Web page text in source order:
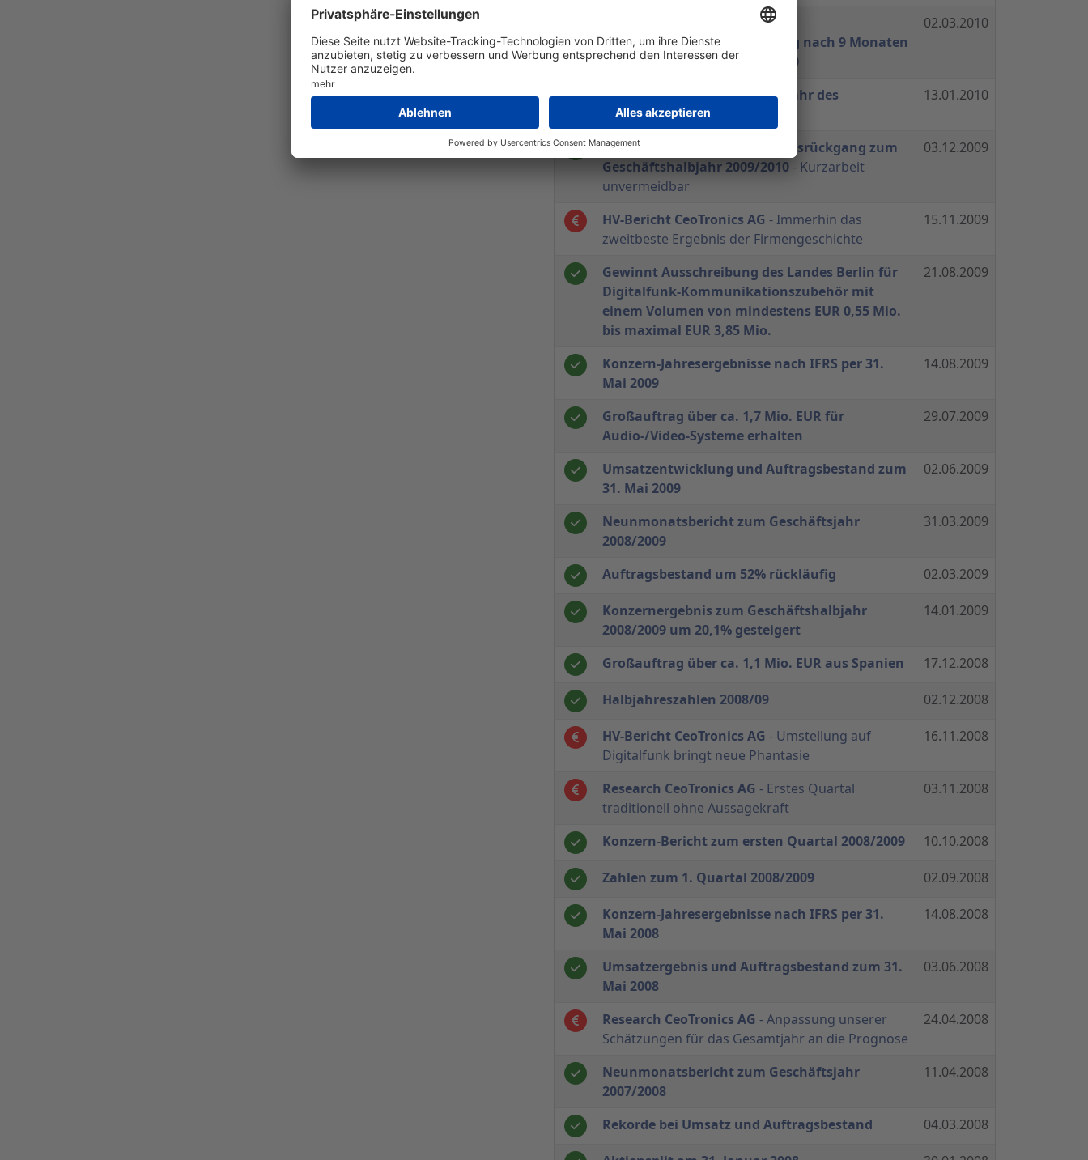
Auftragsbestandsentwicklung nach 9 Monaten
des Geschäftsjahres 2009/2010
02.03.2010
Konzern-Bericht zum 1. Halbjahr des
Geschäftsjahres 2009/2010
13.01.2010
Umsatz- und Auftragsbestandsrückgang zum
Geschäftshalbjahr 2009/2010 - Kurzarbeit
unvermeidbar
03.12.2009
HV-Bericht CeoTronics AG - Immerhin das
zweitbeste Ergebnis der Firmengeschichte
15.11.2009
Gewinnt Ausschreibung des Landes Berlin für
Digitalfunk-Kommunikationszubehör mit
einem Volumen von mindestens EUR 0,55 Mio.
bis maximal EUR 3,85 Mio.
21.08.2009
Konzern-Jahresergebnisse nach IFRS per 31.
Mai 2009
14.08.2009
Großauftrag über ca. 1,7 Mio. EUR für
Audio-/Video-Systeme erhalten
29.07.2009
Umsatzentwicklung und Auftragsbestand zum
31. Mai 2009
02.06.2009
Neunmonatsbericht zum Geschäftsjahr
2008/2009
31.03.2009
Auftragsbestand um 52% rückläufig 02.03.2009
Konzernergebnis zum Geschäftshalbjahr
2008/2009 um 20,1% gesteigert
14.01.2009
Großauftrag über ca. 1,1 Mio. EUR aus Spanien 17.12.2008
Halbjahreszahlen 2008/09 02.12.2008
HV-Bericht CeoTronics AG - Umstellung auf
Digitalfunk bringt neue Phantasie
16.11.2008
Research CeoTronics AG - Erstes Quartal
traditionell ohne Aussagekraft
03.11.2008
Konzern-Bericht zum ersten Quartal 2008/2009 10.10.2008
Zahlen zum 1. Quartal 2008/2009 02.09.2008
Konzern-Jahresergebnisse nach IFRS per 31.
Mai 2008
14.08.2008
Umsatzergebnis und Auftragsbestand zum 31.
Mai 2008
03.06.2008
Research CeoTronics AG - Anpassung unserer
Schätzungen für das Gesamtjahr an die Prognose
24.04.2008
Neunmonatsbericht zum Geschäftsjahr
2007/2008
11.04.2008
Rekorde bei Umsatz und Auftragsbestand 04.03.2008